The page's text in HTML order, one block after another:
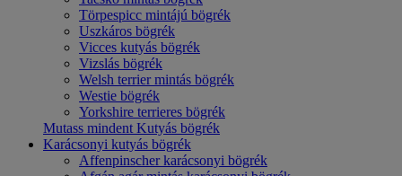
Törpespicc mintájú bögrék
Uszkáros bögrék
Vicces kutyás bögrék
Vizslás bögrék
Welsh terrier mintás bögrék
Westie bögrék
Yorkshire terrieres bögrék
Mutass mindent Kutyás bögrék
Karácsonyi kutyás bögrék
Affenpinscher karácsonyi bögrék